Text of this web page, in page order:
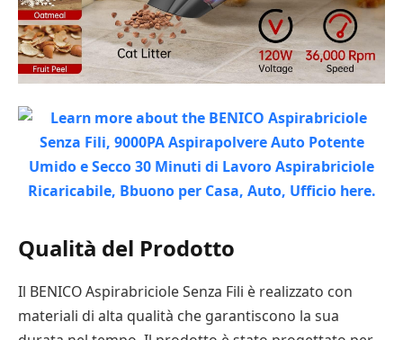
Qualità del Prodotto
Il BENICO Aspirabriciole Senza Fili è realizzato con
materiali di alta qualità che garantiscono la sua